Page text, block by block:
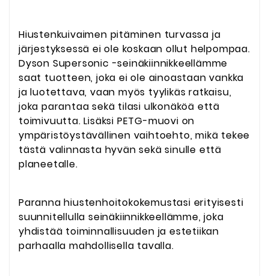
Hiustenkuivaimen pitäminen turvassa ja
järjestyksessä ei ole koskaan ollut helpompaa.
Dyson Supersonic -seinäkiinnikkeellämme
saat tuotteen, joka ei ole ainoastaan vankka
ja luotettava, vaan myös tyylikäs ratkaisu,
joka parantaa sekä tilasi ulkonäköä että
toimivuutta. Lisäksi PETG-muovi on
ympäristöystävällinen vaihtoehto, mikä tekee
tästä valinnasta hyvän sekä sinulle että
planeetalle.
Paranna hiustenhoitokokemustasi erityisesti
suunnitellulla seinäkiinnikkeellämme, joka
yhdistää toiminnallisuuden ja estetiikan
parhaalla mahdollisella tavalla.